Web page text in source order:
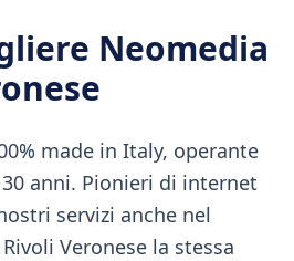
Neomedia
made in Italy, operante
anni. Pionieri di internet
servizi anche nel
Veronese la stessa